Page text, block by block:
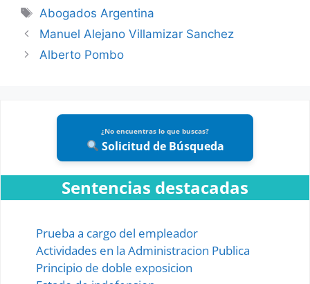
Tags
Abogados Argentina
Manuel Alejano Villamizar Sanchez
Alberto Pombo
¿No encuentras lo que buscas?
Solicitud de Búsqueda
Sentencias destacadas
Prueba a cargo del empleador
Actividades en la Administracion Publica
Principio de doble exposicion